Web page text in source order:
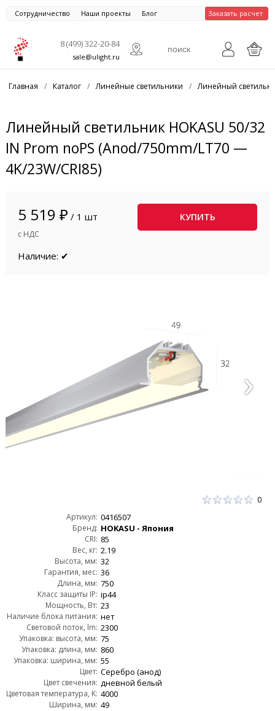
Сотрудничество Наши проекты Блог Заказать расчет
8 (499) 322-20-84
sale@ulight.ru
Главная / Каталог / Линейные светильники / Линейный
Линейный светильник HOKASU 50/32
IN Prom noPS (Anod/750mm/LT70 —
4K/23W/CRI85)
5 519 ₽ / 1 шт
с НДС
КУПИТЬ
Наличие: ✔
0
Артикул: 0416507
Бренд: HOKASU - Япония
CRI: 85
Вес, кг: 2.19
Высота, мм: 32
Гарантия, мес: 36
Длина, мм: 750
Класс защиты IP: ip44
Мощность, Вт: 23
Наличие блока питания: нет
Световой поток, lm: 2300
Упаковка: высота, мм: 75
Упаковка: длина, мм: 860
Упаковка: ширина, мм: 55
Цвет: Серебро (анод)
Цвет свечения: дневной белый
Цветовая температура, K: 4000
Ширина, мм: 49